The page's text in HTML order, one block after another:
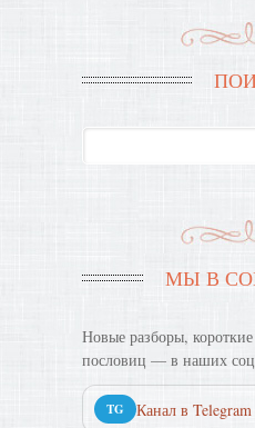
МЫ В
Новые разборы,
пословиц — в наших
TG Канал в Telegram